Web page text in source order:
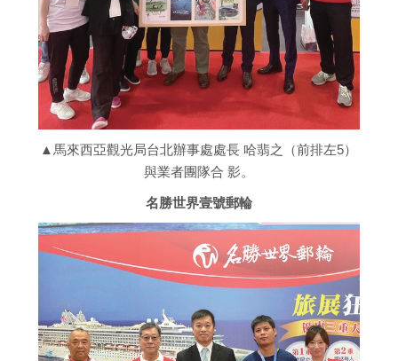
▲馬來西亞觀光局台北辦事處處長 哈翡之（前排左5）
與業者團隊合 影。
名勝世界壹號郵輪